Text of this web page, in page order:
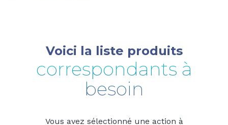
Voici la liste produits
correspondants à
besoin
Vous avez sélectionné une action à